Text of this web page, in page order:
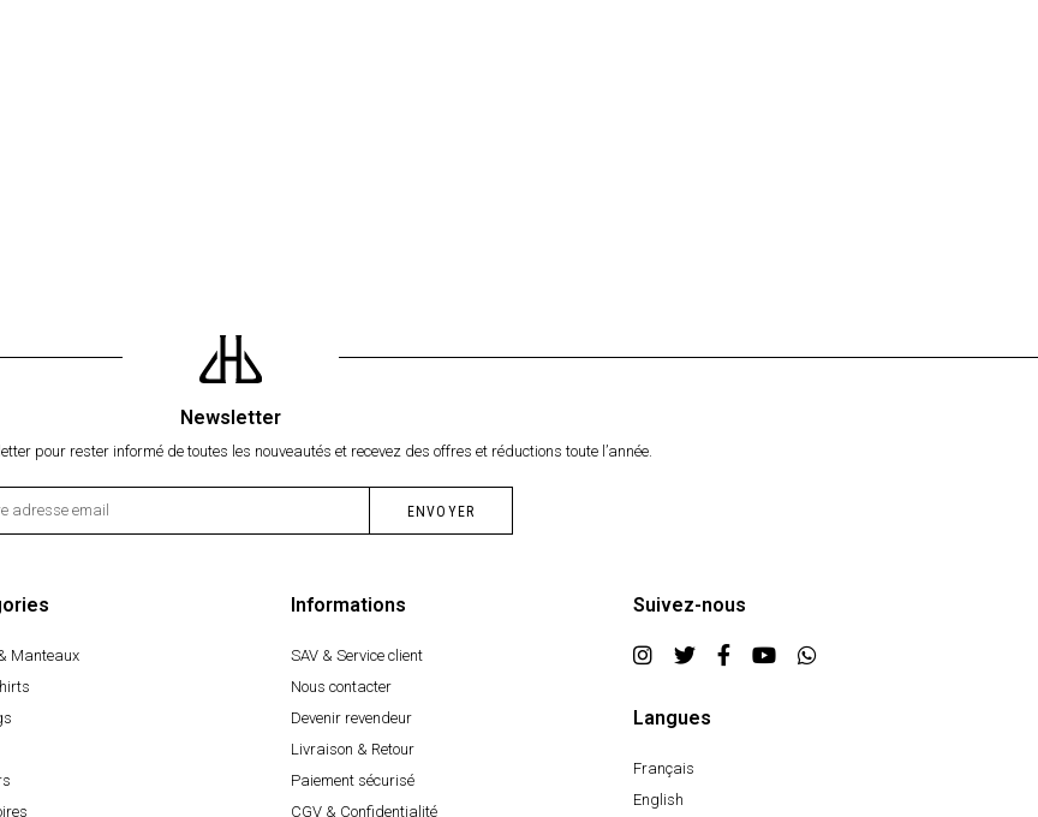
Newsletter
pour rester informé de toutes les nouveautés et recevez des offres et réductions toute l’année.
Manteaux
Informations
SAV & Service client
Nous contacter
Devenir revendeur
Livraison & Retour
Paiement sécurisé
CGV & Confidentialité
Suivez-nous
Langues
Français
English